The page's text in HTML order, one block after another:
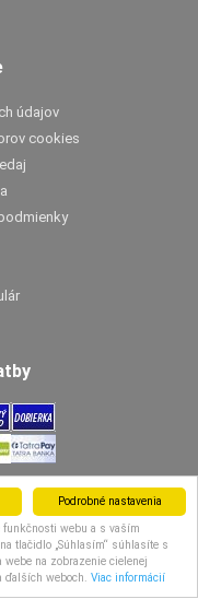
Podrobné nastavenia
funkčnosti webu a s vaším
tlačidlo „Súhlasím“ súhlasíte s
na zobrazenie cielenej
ďalších weboch. Viac informácií
údajov
cookies